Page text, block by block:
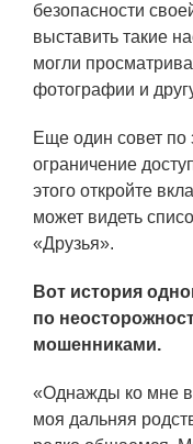
безопасности
выставить такие
могли
фотографии и
Еще один совет
ограничение
этого откройте
может видеть
«Друзья».
Вот история
по
мошенниками.
«Однажды ко мне в
моя дальняя